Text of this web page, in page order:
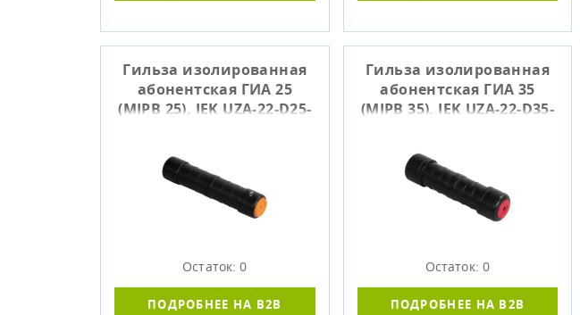
Гильза изолированная
абонентская ГИА 25
(MJPB 25), IEK UZA-22-D25-
Остаток: 0
ПОДРОБНЕЕ НА B2B
Гильза изолированная
абонентская ГИА 35
(MJPB 35), IEK UZA-22-D35-
Остаток: 0
ПОДРОБНЕЕ НА B2B